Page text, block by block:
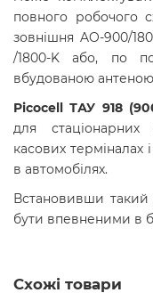
повного робочого
зовнішня AO-900/
/1800-K або, по
вбудованою
Picocell ТАУ 918
для стаціонарних
касових терміналах
в автомобілях.
Встановивши
бути впевненими в
Схожі товари